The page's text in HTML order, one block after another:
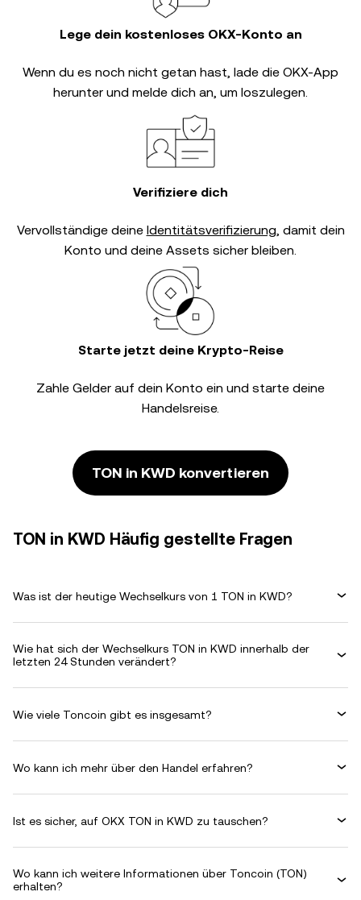
Lege dein kostenloses OKX-Konto an
Wenn du es noch nicht getan hast, lade die OKX-App
herunter und melde dich an, um loszulegen.
Verifiziere dich
Vervollständige deine Identitätsverifizierung, damit dein
Konto und deine Assets sicher bleiben.
Starte jetzt deine Krypto-Reise
Zahle Gelder auf dein Konto ein und starte deine
Handelsreise.
TON in KWD konvertieren
TON in KWD Häufig gestellte Fragen
Was ist der heutige Wechselkurs von 1 TON in KWD?
Wie hat sich der Wechselkurs TON in KWD innerhalb der
letzten 24 Stunden verändert?
Wie viele Toncoin gibt es insgesamt?
Wo kann ich mehr über den Handel erfahren?
Ist es sicher, auf OKX TON in KWD zu tauschen?
Wo kann ich weitere Informationen über Toncoin (TON)
erhalten?